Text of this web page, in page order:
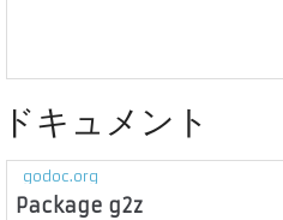
ドキュメント
godoc.org
Package g2z